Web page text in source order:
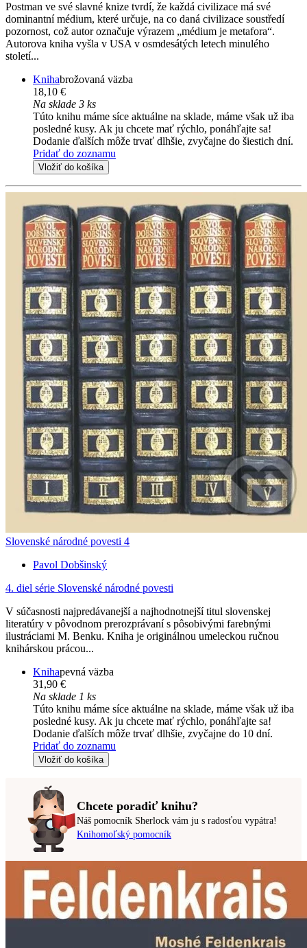
Postman ve své slavné knize tvrdí, že každá civilizace má své
dominantní médium, které určuje, na co daná civilizace soustředí
pozornost, což autor označuje výrazem „médium je metafora“.
Autorova kniha vyšla v USA v osmdesátých letech minulého
století...
Knihabrožovaná väzba
18,10 €
Na sklade 3 ks
Túto knihu máme síce aktuálne na sklade, máme však už iba
posledné kusy. Ak ju chcete mať rýchlo, ponáhľajte sa!
Dodanie ďalších môže trvať dlhšie, zvyčajne do šiestich dní.
Pridať do zoznamu
Vložiť do košíka
Slovenské národné povesti 4
Pavol Dobšinský
4. diel série Slovenské národné povesti
V súčasnosti najpredávanejší a najhodnotnejší titul slovenskej
literatúry v pôvodnom prerozprávaní s pôsobivými farebnými
ilustráciami M. Benku. Kniha je originálnou umeleckou ručnou
knihárskou prácou...
Knihapevná väzba
31,90 €
Na sklade 1 ks
Túto knihu máme síce aktuálne na sklade, máme však už iba
posledné kusy. Ak ju chcete mať rýchlo, ponáhľajte sa!
Dodanie ďalších môže trvať dlhšie, zvyčajne do 10 dní.
Pridať do zoznamu
Vložiť do košíka
Chcete poradiť knihu?
Náš pomocník Sherlock vám ju s radosťou vypátra!
Knihomoľský pomocník